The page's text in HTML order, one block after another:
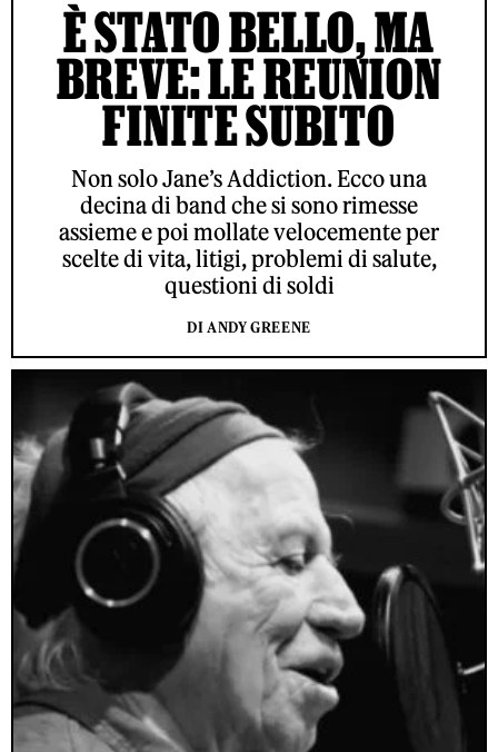
È STATO BELLO, MA
BREVE: LE REUNION
FINITE SUBITO
Non solo Jane’s Addiction. Ecco una
decina di band che si sono rimesse
assieme e poi mollate velocemente per
scelte di vita, litigi, problemi di salute,
questioni di soldi
DI ANDY GREENE